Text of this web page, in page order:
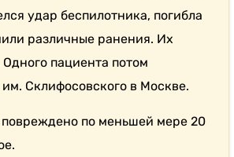
удар беспилотника, погибла
различные ранения. Их
пациента потом
Склифосовского в Москве.
повреждено по меньшей мере 20